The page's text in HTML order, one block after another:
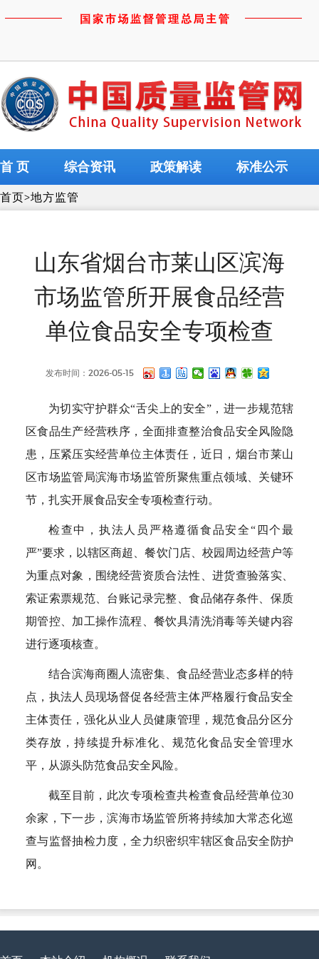
首 页 综合资讯 政策解读 标准公示
首页>地方监管
山东省烟台市莱山区滨海
市场监管所开展食品经营
单位食品安全专项检查
发布时间：2026-05-15
为切实守护群众“舌尖上的安全”，进一步规范辖
区食品生产经营秩序，全面排查整治食品安全风险隐
患，压紧压实经营单位主体责任，近日，烟台市莱山
区市场监管局滨海市场监管所聚焦重点领域、关键环
节，扎实开展食品安全专项检查行动。
检查中，执法人员严格遵循食品安全“四个最
严”要求，以辖区商超、餐饮门店、校园周边经营户等
为重点对象，围绕经营资质合法性、进货查验落实、
索证索票规范、台账记录完整、食品储存条件、保质
期管控、加工操作流程、餐饮具清洗消毒等关键内容
进行逐项核查。
结合滨海商圈人流密集、食品经营业态多样的特
点，执法人员现场督促各经营主体严格履行食品安全
主体责任，强化从业人员健康管理，规范食品分区分
类存放，持续提升标准化、规范化食品安全管理水
平，从源头防范食品安全风险。
截至目前，此次专项检查共检查食品经营单位30
余家，下一步，滨海市场监管所将持续加大常态化巡
查与监督抽检力度，全力织密织牢辖区食品安全防护
网。